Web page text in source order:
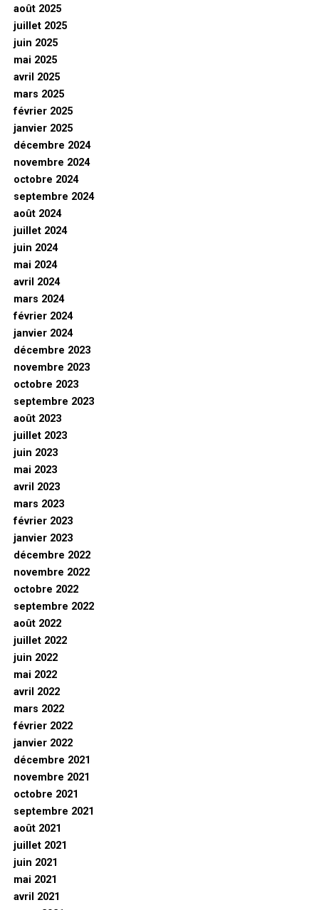
août 2025
juillet 2025
juin 2025
mai 2025
avril 2025
mars 2025
février 2025
janvier 2025
décembre 2024
novembre 2024
octobre 2024
septembre 2024
août 2024
juillet 2024
juin 2024
mai 2024
avril 2024
mars 2024
février 2024
janvier 2024
décembre 2023
novembre 2023
octobre 2023
septembre 2023
août 2023
juillet 2023
juin 2023
mai 2023
avril 2023
mars 2023
février 2023
janvier 2023
décembre 2022
novembre 2022
octobre 2022
septembre 2022
août 2022
juillet 2022
juin 2022
mai 2022
avril 2022
mars 2022
février 2022
janvier 2022
décembre 2021
novembre 2021
octobre 2021
septembre 2021
août 2021
juillet 2021
juin 2021
mai 2021
avril 2021